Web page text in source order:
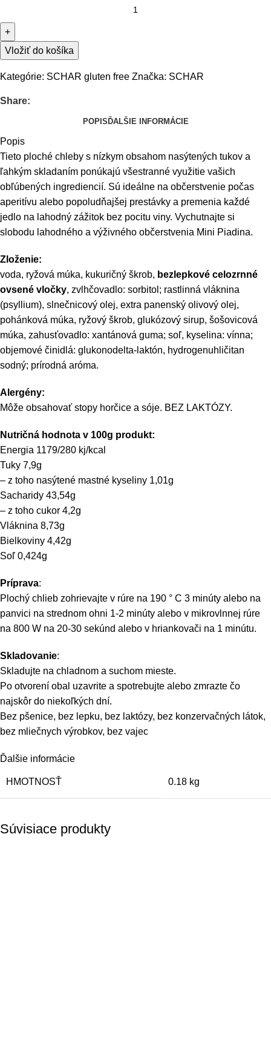
Vložiť do košíka
Kategórie: SCHAR gluten free Značka: SCHAR
Share:
POPIS ĎALŠIE INFORMÁCIE
Popis
Tieto ploché chleby s nízkym obsahom nasýtených tukov a
ľahkým skladaním ponúkajú všestranné využitie vašich
obľúbených ingrediencií. Sú ideálne na občerstvenie počas
aperitívu alebo popoludňajšej prestávky a premenia každé
jedlo na lahodný zážitok bez pocitu viny. Vychutnajte si
slobodu lahodného a výživného občerstvenia Mini Piadina.
Zloženie:
voda, ryžová múka, kukuričný škrob, bezlepkové celozrnné
ovsené vločky, zvlhčovadlo: sorbitol; rastlinná vláknina
(psyllium), slnečnicový olej, extra panenský olivový olej,
pohánková múka, ryžový škrob, glukózový sirup, šošovicová
múka, zahusťovadlo: xantánová guma; soľ, kyselina: vínna;
objemové činidlá: glukonodelta-laktón, hydrogenuhličitan
sodný; prírodná aróma.
Alergény:
Môže obsahovať stopy horčice a sóje. BEZ LAKTÓZY.
Nutričná hodnota v 100g produkt:
Energia 1179/280 kj/kcal
Tuky 7,9g
– z toho nasýtené mastné kyseliny 1,01g
Sacharidy 43,54g
– z toho cukor 4,2g
Vláknina 8,73g
Bielkoviny 4,42g
Soľ 0,424g
Príprava:
Plochý chlieb zohrievajte v rúre na 190 ° C 3 minúty alebo na
panvici na strednom ohni 1-2 minúty alebo v mikrovlnnej rúre
na 800 W na 20-30 sekúnd alebo v hriankovači na 1 minútu.
Skladovanie:
Skladujte na chladnom a suchom mieste.
Po otvorení obal uzavrite a spotrebujte alebo zmrazte čo
najskôr do niekoľkých dní.
Bez pšenice, bez lepku, bez laktózy, bez konzervačných látok,
bez mliečnych výrobkov, bez vajec
Ďalšie informácie
HMOTNOSŤ 0.18 kg
Súvisiace produkty